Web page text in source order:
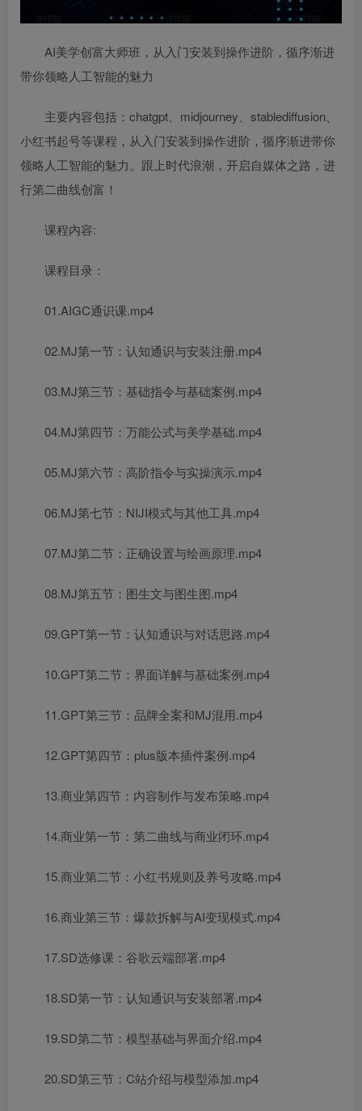
AI美学创富大师班，从入门安装到操作进阶，循序渐进
带你领略人工智能的魅力
主要内容包括：chatgpt、midjourney、stablediffusion、
小红书起号等课程，从入门安装到操作进阶，循序渐进带你
领略人工智能的魅力。跟上时代浪潮，开启自媒体之路，进
行第二曲线创富！
课程内容:
课程目录：
01.AIGC通识课.mp4
02.MJ第一节：认知通识与安装注册.mp4
03.MJ第三节：基础指令与基础案例.mp4
04.MJ第四节：万能公式与美学基础.mp4
05.MJ第六节：高阶指令与实操演示.mp4
06.MJ第七节：NIJI模式与其他工具.mp4
07.MJ第二节：正确设置与绘画原理.mp4
08.MJ第五节：图生文与图生图.mp4
09.GPT第一节：认知通识与对话思路.mp4
10.GPT第二节：界面详解与基础案例.mp4
11.GPT第三节：品牌全案和MJ混用.mp4
12.GPT第四节：plus版本插件案例.mp4
13.商业第四节：内容制作与发布策略.mp4
14.商业第一节：第二曲线与商业闭环.mp4
15.商业第二节：小红书规则及养号攻略.mp4
16.商业第三节：爆款拆解与AI变现模式.mp4
17.SD选修课：谷歌云端部署.mp4
18.SD第一节：认知通识与安装部署.mp4
19.SD第二节：模型基础与界面介绍.mp4
20.SD第三节：C站介绍与模型添加.mp4